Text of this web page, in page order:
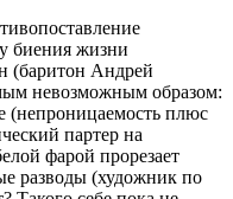
биения жизни
(баритон Андрей
невозможным образом:
(непроницаемость плюс
партер на
фарой прорезает
разводы (художник по